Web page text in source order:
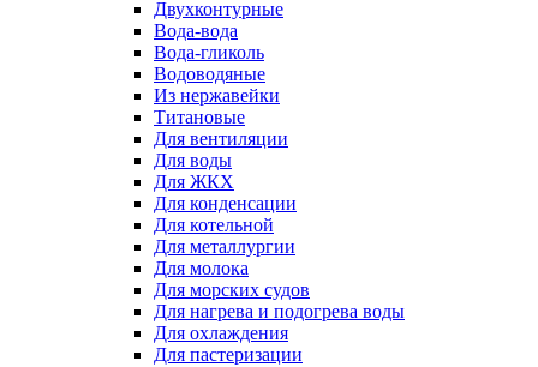
Двухконтурные
Вода-вода
Вода-гликоль
Водоводяные
Из нержавейки
Титановые
Для вентиляции
Для воды
Для ЖКХ
Для конденсации
Для котельной
Для металлургии
Для молока
Для морских судов
Для нагрева и подогрева воды
Для охлаждения
Для пастеризации